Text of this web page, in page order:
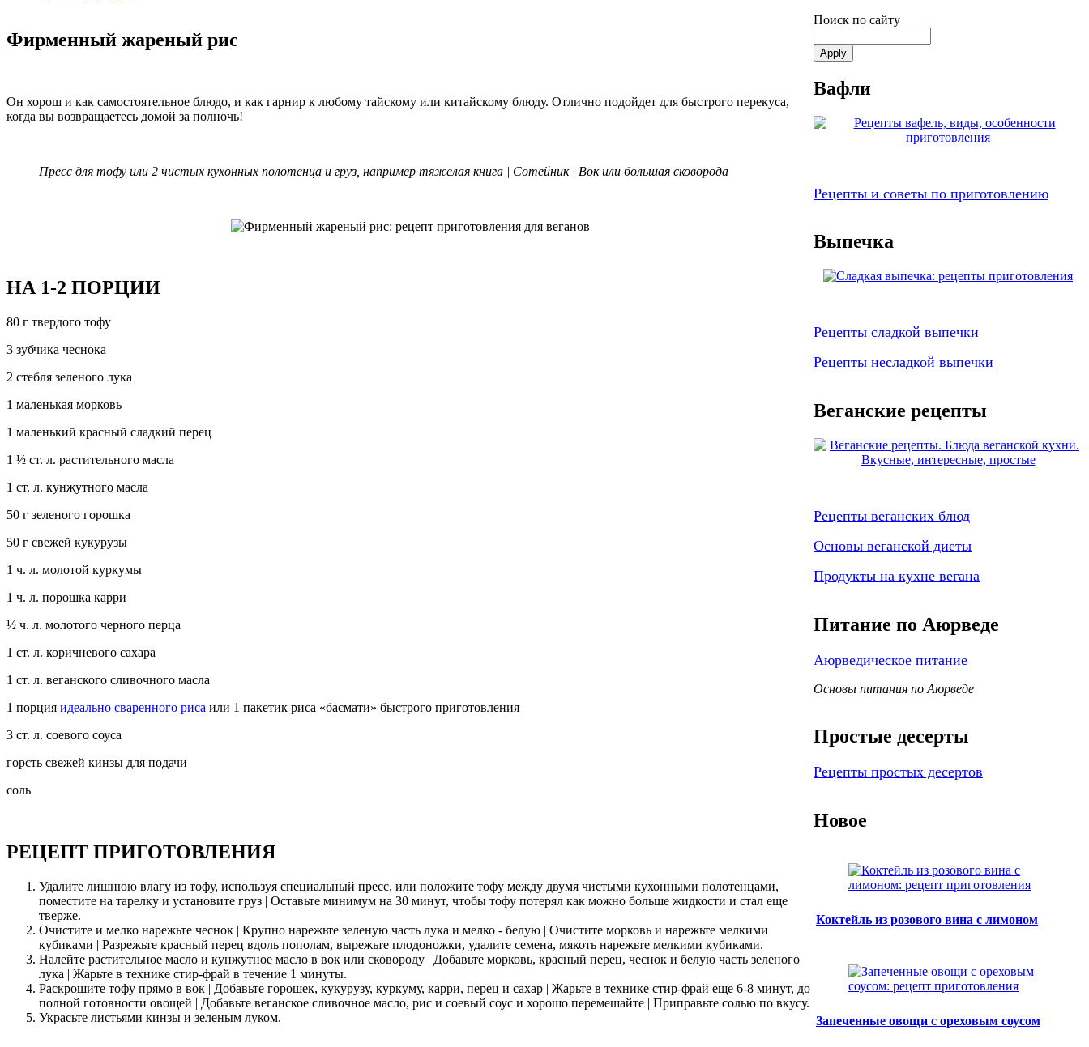
Фирменный жареный рис
Он хорош и как самостоятельное блюдо, и как гарнир к любому тайскому или китайскому блюду. Отлично подойдет для быстрого перекуса,
когда вы возвращаетесь домой за полночь!
Пресс для тофу или 2 чистых кухонных полотенца и груз, например тяжелая книга | Сотейник | Вок или большая сковорода
НА 1-2 ПОРЦИИ
80 г твердого тофу
3 зубчика чеснока
2 стебля зеленого лука
1 маленькая морковь
1 маленький красный сладкий перец
1 ½ ст. л. растительного масла
1 ст. л. кунжутного масла
50 г зеленого горошка
50 г свежей кукурузы
1 ч. л. молотой куркумы
1 ч. л. порошка карри
½ ч. л. молотого черного перца
1 ст. л. коричневого сахара
1 ст. л. веганского сливочного масла
1 порция идеально сваренного риса или 1 пакетик риса «басмати» быстрого приготовления
3 ст. л. соевого соуса
горсть свежей кинзы для подачи
соль
РЕЦЕПТ ПРИГОТОВЛЕНИЯ
Удалите лишнюю влагу из тофу, используя специальный пресс, или положите тофу между двумя чистыми кухонными полотенцами,
поместите на тарелку и установите груз | Оставьте минимум на 30 минут, чтобы тофу потерял как можно больше жидкости и стал еще
тверже.
Очистите и мелко нарежьте чеснок | Крупно нарежьте зеленую часть лука и мелко - белую | Очистите морковь и нарежьте мелкими
кубиками | Разрежьте красный перец вдоль пополам, вырежьте плодоножки, удалите семена, мякоть нарежьте мелкими кубиками.
Налейте растительное масло и кунжутное масло в вок или сковороду | Добавьте морковь, красный перец, чеснок и белую часть зеленого
лука | Жарьте в технике стир-фрай в течение 1 минуты.
Раскрошите тофу прямо в вок | Добавьте горошек, кукурузу, куркуму, карри, перец и сахар | Жарьте в технике стир-фрай еще 6-8 минут, до
полной готовности овощей | Добавьте веганское сливочное масло, рис и соевый соус и хорошо перемешайте | Приправьте солью по вкусу.
Украсьте листьями кинзы и зеленым луком.
Поиск по сайту
Вафли
Рецепты и советы по приготовлению
Выпечка
Рецепты сладкой выпечки
Рецепты несладкой выпечки
Веганские рецепты
Рецепты веганских блюд
Основы веганской диеты
Продукты на кухне вегана
Питание по Аюрведе
Аюрведическое питание
Основы питания по Аюрведе
Простые десерты
Рецепты простых десертов
Новое
Коктейль из розового вина с лимоном
Запеченные овощи с ореховым соусом